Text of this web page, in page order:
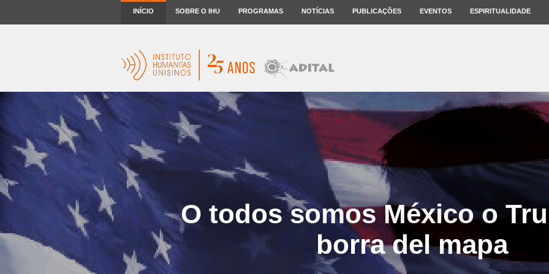
INÍCIO SOBRE O IHU PROGRAMAS NOTÍCIAS PUBLICAÇÕES EVENTOS ESPIRITUALIDADE
O todos somos México o
borra del mapa